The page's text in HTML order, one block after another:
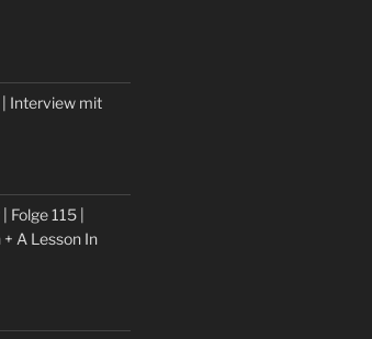
| Interview mit
Folge 115 |
A Lesson In